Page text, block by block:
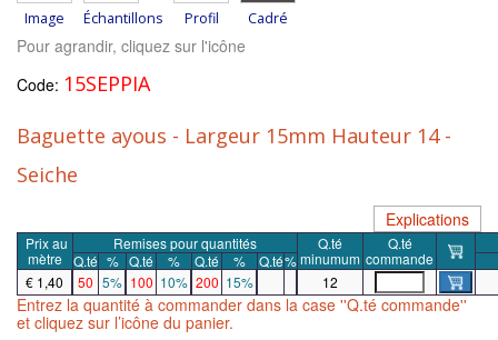
Image Échantillons Profil Cadré
Pour agrandir, cliquez sur l'icône
Code: 15SEPPIA
Baguette ayous - Largeur 15mm Hauteur 14 -
Seiche
Explications
Prixau
mètre
Remises pour quantités
Q.té
minumum
Q.té
commande
Q.té % Q.té % Q.té % Q.té%
€ 1,40
50 5% 100 10% 200 15% 12
Entrez la quantité à commander dans la case ''Q.té commande''
et cliquez sur l’icône du panier.